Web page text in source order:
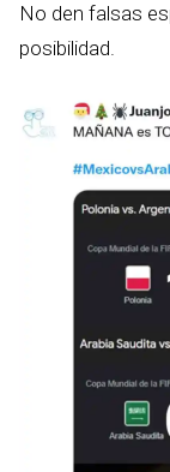
No den falsas
posibilidad.